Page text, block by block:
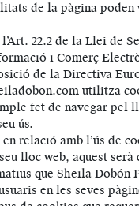
de la pàgina poden
22.2 de la Llei de
i Comerç
de la Directiva
utilitza
fet de navegar pel
ús.
amb l’ús de
lloc web, aquest serà
que Sheila Dobón
en les seves